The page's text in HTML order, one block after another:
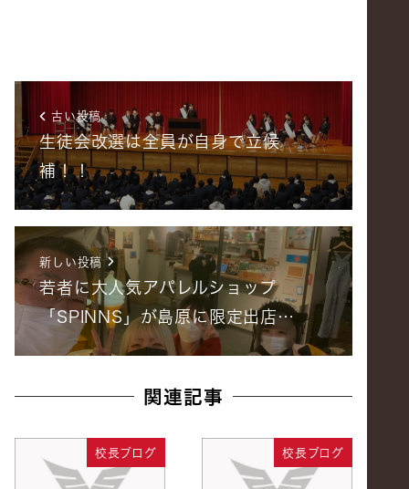
古い投稿
生徒会改選は全員が自身で立候
補！！
新しい投稿
若者に大人気アパレルショップ
「SPINNS」が島原に限定出店…
関連記事
校長ブログ 校長ブログ